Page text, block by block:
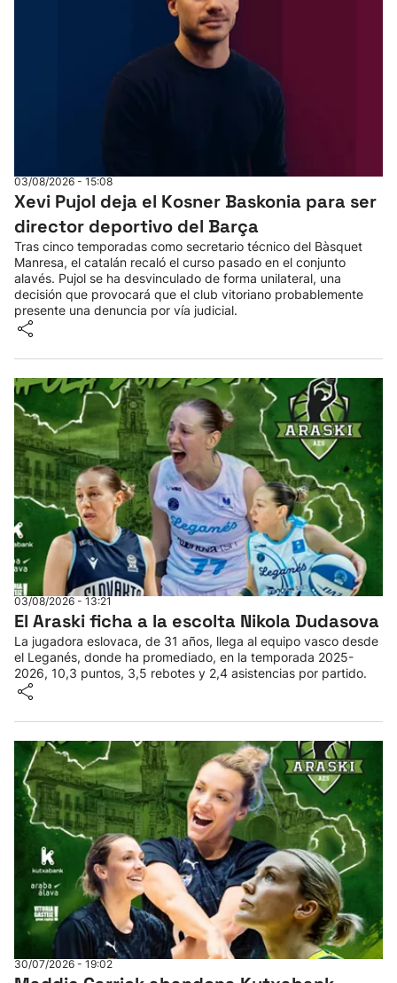
03/08/2026 - 15:08
Xevi Pujol deja el Kosner Baskonia para ser
director deportivo del Barça
Tras cinco temporadas como secretario técnico del Bàsquet
Manresa, el catalán recaló el curso pasado en el conjunto
alavés. Pujol se ha desvinculado de forma unilateral, una
decisión que provocará que el club vitoriano probablemente
presente una denuncia por vía judicial.
03/08/2026 - 13:21
El Araski ficha a la escolta Nikola Dudasova
La jugadora eslovaca, de 31 años, llega al equipo vasco desde
el Leganés, donde ha promediado, en la temporada 2025-
2026, 10,3 puntos, 3,5 rebotes y 2,4 asistencias por partido.
30/07/2026 - 19:02